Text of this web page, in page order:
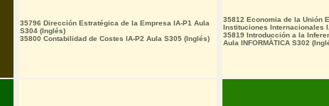
35796 Dirección Estratégica de la Empresa IA-P1 Aula
S304 (Inglés)
35800 Contabilidad de Costes IA-P2 Aula S305 (Inglés)
35812 Economia de la Unión
Instituciones Internacionales
35819 Introducción a la
Aula INFORMÀTICA S302